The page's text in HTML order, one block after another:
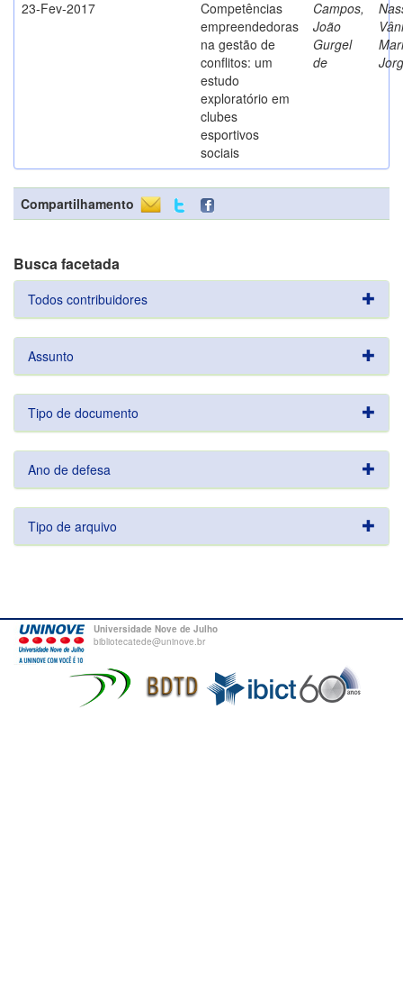
23-Fev-2017
Competências
empreendedoras
na gestão de
conflitos: um
estudo
exploratório em
clubes
esportivos
sociais
Campos,
João
Gurgel
de
Compartilhamento
Busca facetada
Todos contribuidores
Assunto
Tipo de documento
Ano de defesa
Tipo de arquivo
Universidade Nove de Julho
bibliotecatede@uninove.br